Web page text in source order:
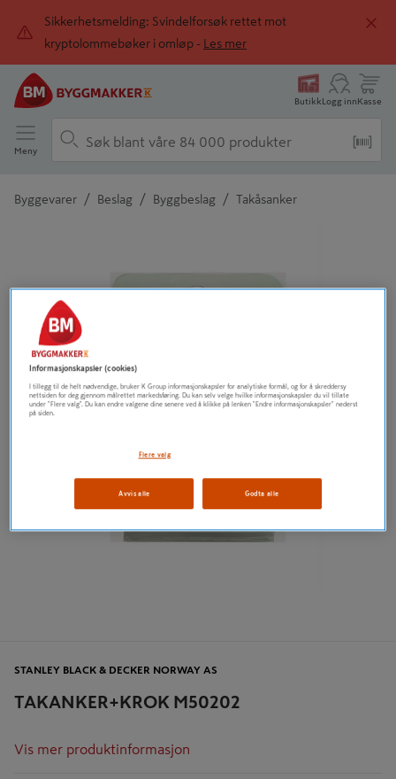
Sikkerhetsmelding: Svindelforsøk rettet mot
kryptolommebøker i omløp -
Les mer
ButikkLogg innKasse
Meny
Byggevarer / Beslag / Byggbeslag / Takåsanker
TAKANKER+KROK M50202
STANLEY BLACK & DECKER NORWAY AS
Vis mer produktinformasjon
Informasjonskapsler (cookies)
I tillegg til de helt nødvendige, bruker K Group informasjonskapsler for analytiske formål, og for å skreddersy
nettsiden for deg gjennom målrettet markedsføring. Du kan selv velge hvilke informasjonskapsler du vil tillate
under "Flere valg". Du kan endre valgene dine senere ved å klikke på lenken "Endre informasjonskapsler" nederst
på siden.
Flere valg
Avvis alle Godta alle